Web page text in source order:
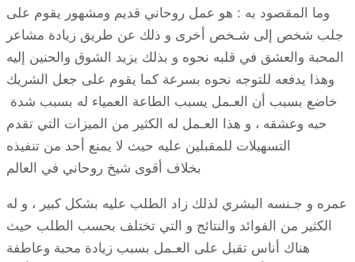
وما المقصود به : هو عمل روحاني قديم ومشهور يقوم على
جلب شخص إلى شـخص أخرى و ذلك عن طريق زيادة مشاعر
المحبة والعشق في قلبه نحوه و بذلك يزيد الشوق والحنين إليه
وهذا يدفعه للتوجه نحوه بسرعة كما يقوم على جعل الشريك
خاضع بسبب أن العـمل يسبب الطاعة العمياء له بسبب شدة
حبه وعشقه ، و هذا العـمل له الكثير من الميزات التي تقدم
التسهيلات للمقبلين عليه حيث لا يمنع أحد من تنفيذه
بخلاف أقوى شيخ روحاني في العالم
عمره و جـنسه البشري لذلك زاد الطلب عليه بشكل كبير ، و له
الكثير من الفوائد والنتائج و التي تختلف بحسب الطلب حيث
هناك أناس تقبل على العـمل بسبب زيادة محبة وعاطفة